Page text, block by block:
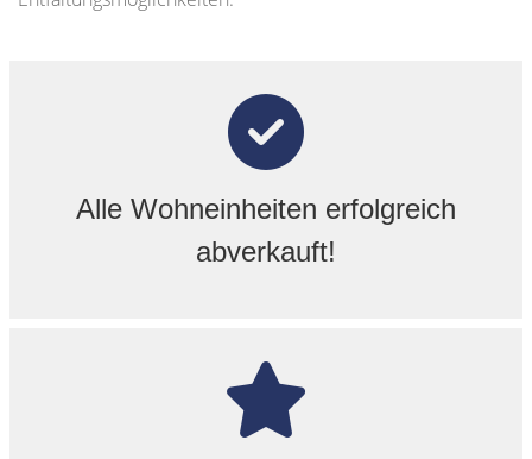
Alle Wohneinheiten erfolgreich
abverkauft!